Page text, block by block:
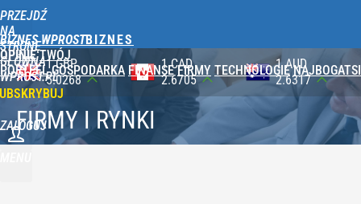
PRZEJDŹ
NA
STRONĘ
GŁÓWNĄ
WPROST.PL
BIZNES WPROST
OPINIE TWÓJ
PORTFEL GOSPODARKA FINANSE FIRMY TECHNOLOGIE NAJBOGATSI
ZALOGUJ
1 CAD
2.6705
1 AUD
2.6317
100 JPY
2.3460
FIRMY I RYNKI